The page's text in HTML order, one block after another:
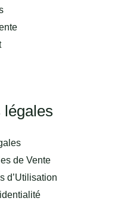
légales
de Vente
d’Utilisation